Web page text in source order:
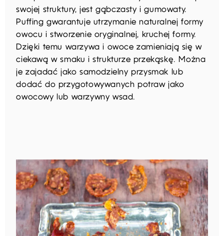
swojej struktury, jest gąbczasty i gumowaty.
Puffing gwarantuje utrzymanie naturalnej formy
owocu i stworzenie oryginalnej, kruchej formy.
Dzięki temu warzywa i owoce zamieniają się w
ciekawą w smaku i strukturze przekąskę. Można
je zajadać jako samodzielny przysmak lub
dodać do przygotowywanych potraw jako
owocowy lub warzywny wsad.